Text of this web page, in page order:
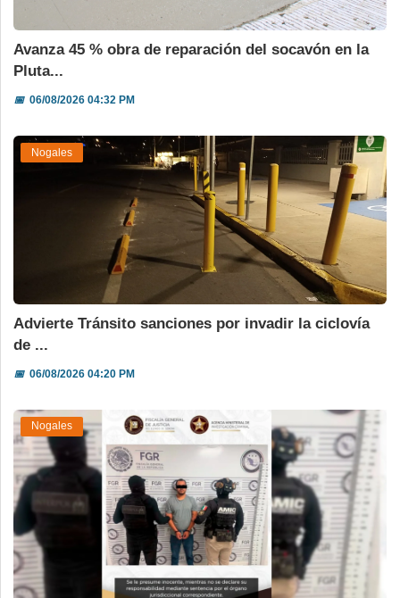
Avanza 45 % obra de reparación del socavón en la
Pluta...
📅06/08/2026 04:32 PM
Nogales
Advierte Tránsito sanciones por invadir la ciclovía
de ...
📅06/08/2026 04:20 PM
Nogales